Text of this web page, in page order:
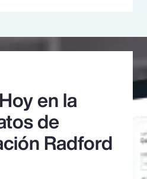
en la
de
Radford